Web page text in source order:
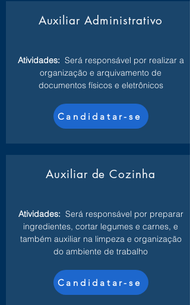
Auxiliar Administrativo
Atividades: Será responsável por realizar a
organização e arquivamento de
documentos físicos e eletrônicos
Candidatar-se
Auxiliar de Cozinha
Atividades: Será responsável por preparar
ingredientes, cortar legumes e carnes, e
também auxiliar na limpeza e organização
do ambiente de trabalho
Candidatar-se